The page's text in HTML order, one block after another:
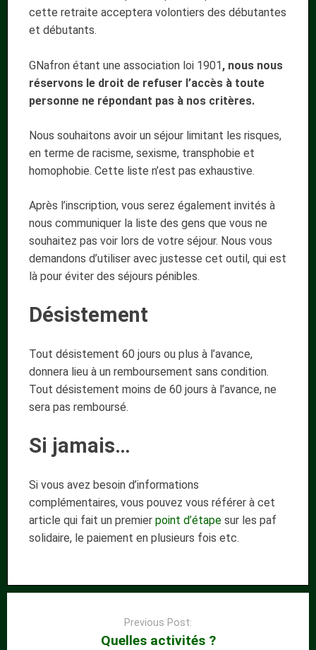
cette retraite acceptera volontiers des débutantes
et débutants.
GNafron étant une association loi 1901, nous nous
réservons le droit de refuser l’accès à toute
personne ne répondant pas à nos critères.
Nous souhaitons avoir un séjour limitant les risques,
en terme de racisme, sexisme, transphobie et
homophobie. Cette liste n’est pas exhaustive.
Après l’inscription, vous serez également invités à
nous communiquer la liste des gens que vous ne
souhaitez pas voir lors de votre séjour. Nous vous
demandons d’utiliser avec justesse cet outil, qui est
là pour éviter des séjours pénibles.
Désistement
Tout désistement 60 jours ou plus à l’avance,
donnera lieu à un remboursement sans condition.
Tout désistement moins de 60 jours à l’avance, ne
sera pas remboursé.
Si jamais…
Si vous avez besoin d’informations
complémentaires, vous pouvez vous référer à cet
article qui fait un premier point d’étape sur les paf
solidaire, le paiement en plusieurs fois etc.
Previous Post:
Quelles activités ?